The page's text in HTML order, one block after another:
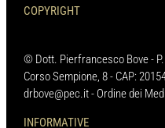
COPYRIGHT
© Dott. Pierfrancesco Bove -
Corso Sempione, 8 - CAP:
drbove@pec.it - Ordine dei
INFORMATIVE